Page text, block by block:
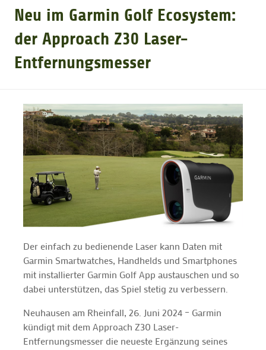
GOLFTURNIERE
MITGLIEDSCHAFT
GOLF NEWS
GOLFEINSTEIGER
GOLFHOTELS
Neu im Garmin Golf Ecosystem:
der Approach Z30 Laser-
Entfernungsmesser
Der einfach zu bedienende Laser kann Daten mit
Garmin Smartwatches, Handhelds und Smartphones
mit installierter Garmin Golf App austauschen und so
dabei unterstützen, das Spiel stetig zu verbessern.
Neuhausen am Rheinfall, 26. Juni 2024 – Garmin
kündigt mit dem Approach Z30 Laser-
Entfernungsmesser die neueste Ergänzung seines